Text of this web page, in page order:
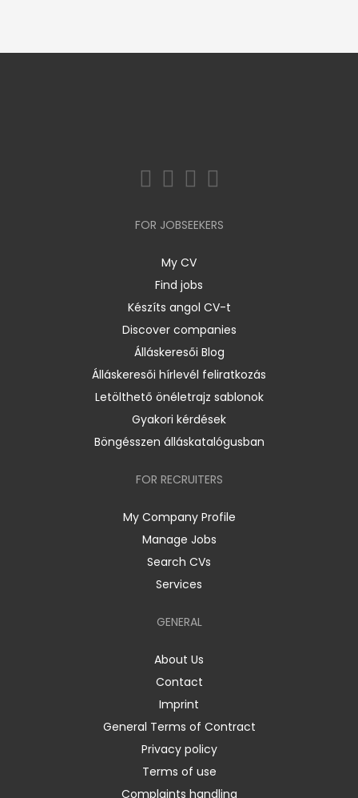
FOR JOBSEEKERS
My CV
Find jobs
Készíts angol CV-t
Discover companies
Álláskeresői Blog
Álláskeresői hírlevél feliratkozás
Letölthető önéletrajz sablonok
Gyakori kérdések
Böngésszen álláskatalógusban
FOR RECRUITERS
My Company Profile
Manage Jobs
Search CVs
Services
GENERAL
About Us
Contact
Imprint
General Terms of Contract
Privacy policy
Terms of use
Complaints handling